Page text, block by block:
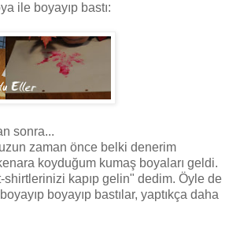
ile boyayıp bastı:
sonra...
zaman önce belki denerim
koyduğum kumaş boyaları geldi.
kapıp gelin" dedim. Öyle de
boyayıp bastılar, yaptıkça daha